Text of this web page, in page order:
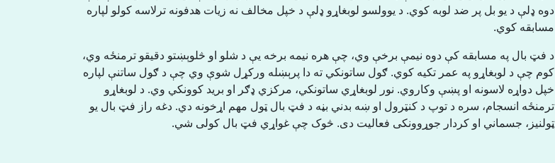
دوه ډلې د یو بل پر ضد لوبه کوي. د یوولسو لوبغاړو ډلې د خپل مخالف نه زیات هدفونه ترلاسه کولو لپاره
مسابقه کوي.
د فټ بال په مسابقه کې دوه نیمې برخې وي، چې هره نیمه برخه یې د شلو او څلوېښتو دقیقو ترمنځه وي،
کوم چې د لوبغاړو په عمر تکیه کوي. ګول ساتونکي ته دا پرېښله ورکړل شوې وي چې د ګول ساتنې لپاره
خپل دواړه لاسونه او پښې وکاروي. نور لوبغاړي ساتونکي، مرکزي ډګر او برید کوونکي وي. د لوبغاړو
ترمنځه انسجام، سره د توپ د کنټرول او ښه بدني بڼه د فټ بال ټول مهم اړخونه دي. دغه راز فټ بال یو
ټولنیز، جسماني او کردار جوړوونکی فعالیت دی. څوک چې غواړي فټ بال کولی شي.